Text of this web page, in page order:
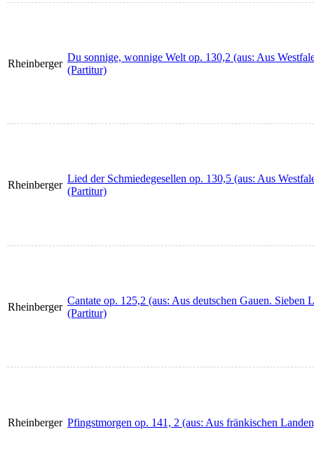
Rheinberger
Du sonnige, wonnige Welt op. 130,2 (aus: Aus
(Partitur)
Rheinberger
Lied der Schmiedegesellen op. 130,5 (aus: Aus
(Partitur)
Rheinberger
Cantate op. 125,2 (aus: Aus deutschen Gauen.
(Partitur)
Rheinberger Pfingstmorgen op. 141, 2 (aus: Aus fränkischen